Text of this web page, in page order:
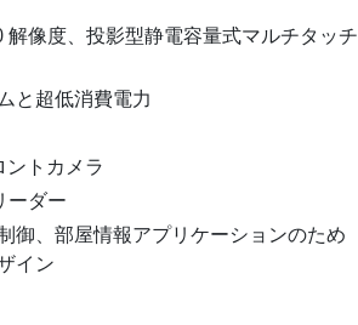
マリングレード
船舶用組込みコンピュータ
ステンレス鋼グレード
ステンレスパネルPC
解像度、投影型静電容量式マルチタッチ
と超低消費電力
トカメラ
ーダー
御、部屋情報アプリケーションのため
イン